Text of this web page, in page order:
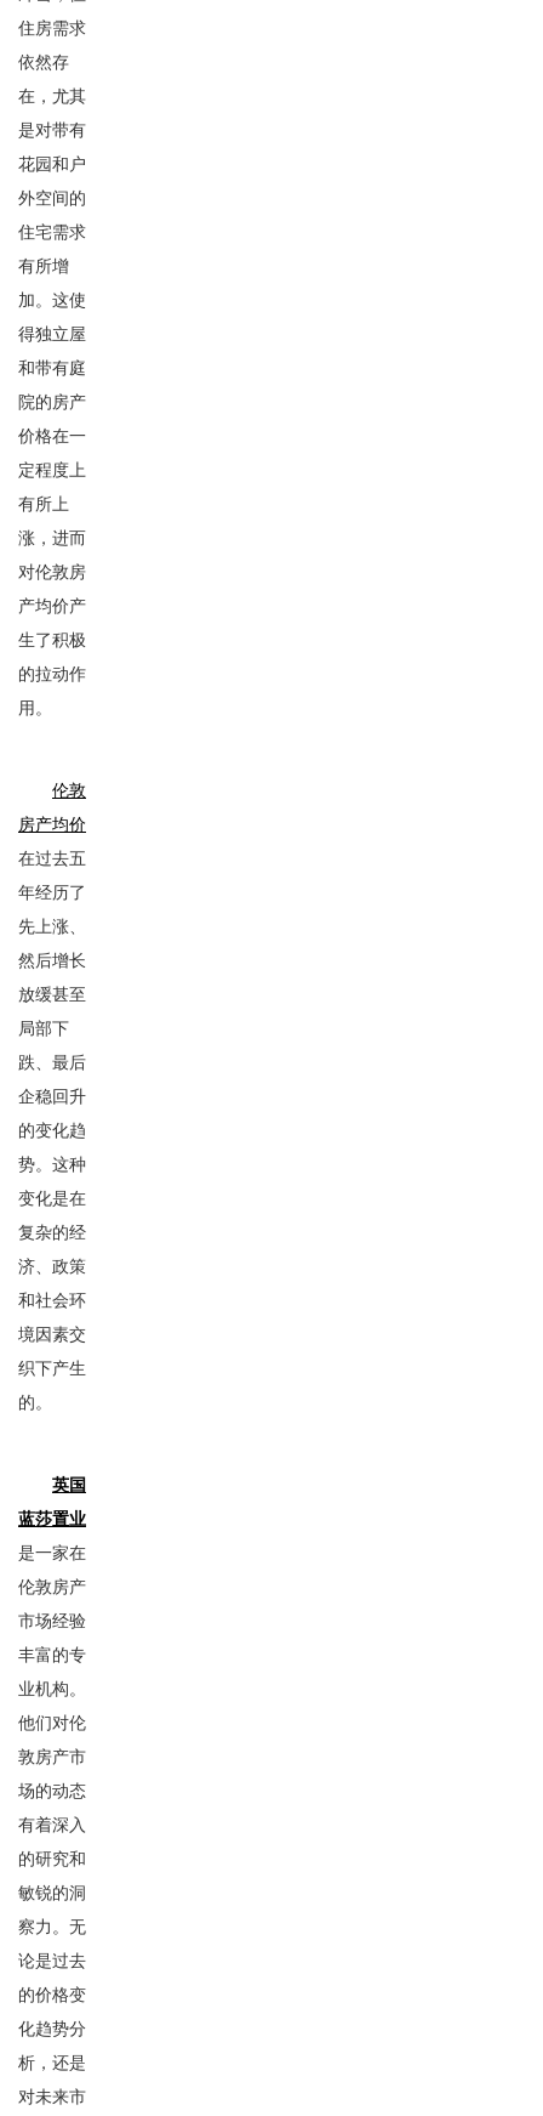
住房需求
依然存
在，尤其
是对带有
花园和户
外空间的
住宅需求
有所增
加。这使
得独立屋
和带有庭
院的房产
价格在一
定程度上
有所上
涨，进而
对伦敦房
产均价产
生了积极
的拉动作
用。
伦敦
房产均价
在过去五
年经历了
先上涨、
然后增长
放缓甚至
局部下
跌、最后
企稳回升
的变化趋
势。这种
变化是在
复杂的经
济、政策
和社会环
境因素交
织下产生
的。
英国
蓝莎置业
是一家在
伦敦房产
市场经验
丰富的专
业机构。
他们对伦
敦房产市
场的动态
有着深入
的研究和
敏锐的洞
察力。无
论是过去
的价格变
化趋势分
析，还是
对未来市